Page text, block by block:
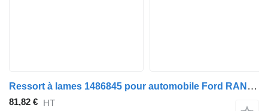
Ressort à lames 1486845 pour automobile Ford RANGER (ET)
81,82 € HT